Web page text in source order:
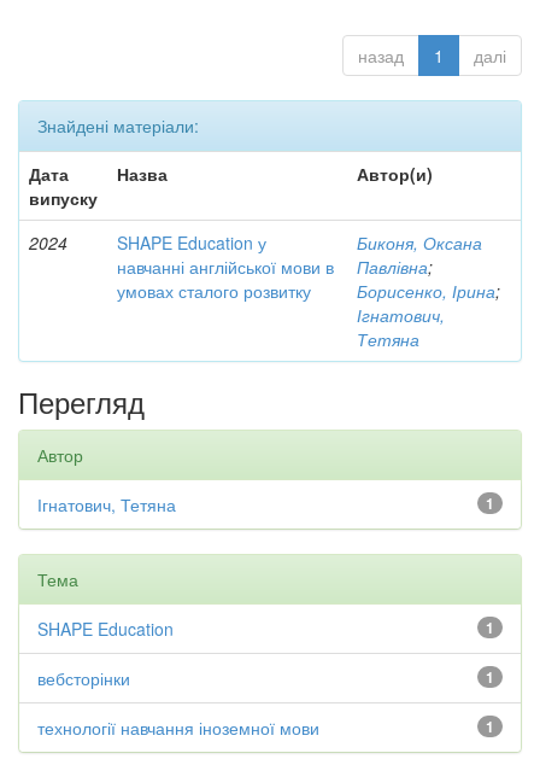
назад 1 далі
Знайдені матеріали:
Дата
випуску
Назва Автор(и)
2024
SHAPE Education у
навчанні англійської мови в
умовах сталого розвитку
Биконя, Оксана
Павлівна;
Борисенко, Ірина;
Ігнатович,
Тетяна
Перегляд
Автор
1
Ігнатович, Тетяна
Тема
1
SHAPE Education
1
вебсторінки
1
технології навчання іноземної мови